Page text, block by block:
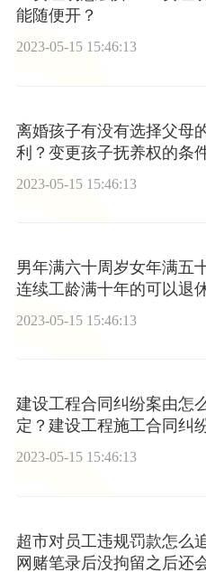
能随便开？
2023-05-15 15:46:13
离婚孩子有没有选择父母
利？变更孩子抚养权的条
2023-05-15 15:46:13
男年满六十周岁女年满五
连续工龄满十年的可以退
2023-05-15 15:46:13
建设工程合同纠纷案由怎
定？建设工程施工合同纠
是什么？
2023-05-15 15:46:13
超市对员工违规罚款怎么
网赌笔录后没拘留之后还